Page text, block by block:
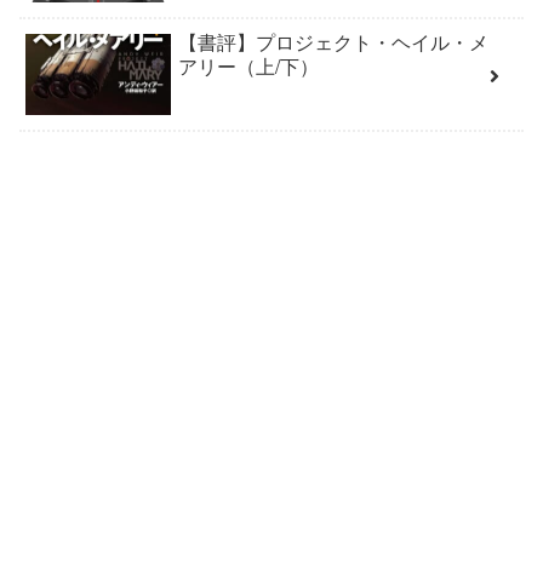
【書評】プロジェクト・ヘイル・メ
アリー（上/下）